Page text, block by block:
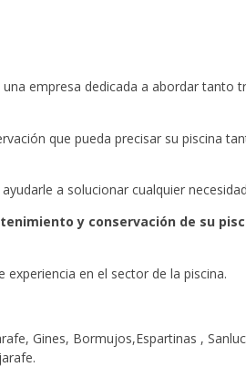
una empresa dedicada a abordar tanto
que pueda precisar su piscina
a solucionar cualquier
y conservación de su
en el sector de la piscina.
Gines, Bormujos,Espartinas ,